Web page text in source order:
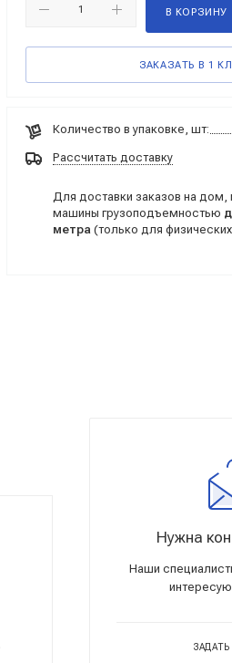
В КОРЗИНУ
ЗАКАЗАТЬ В 1
Количество в упаковке, шт:
Рассчитать доставку
Для доставки заказов на
машины грузоподъемностью
метра (только для
Нужна
Наши